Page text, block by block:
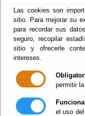
Las cookies son
sitio. Para mejorar su
para recordar sus
seguro, recopilar
sitio y ofrecerle
intereses.
permitir
el uso
Inicio - Sede
Sede